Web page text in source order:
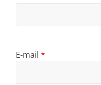
E-mail *